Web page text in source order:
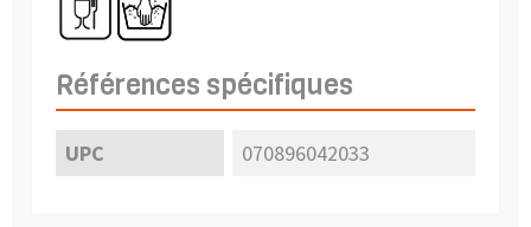
Références spécifiques
UPC 070896042033